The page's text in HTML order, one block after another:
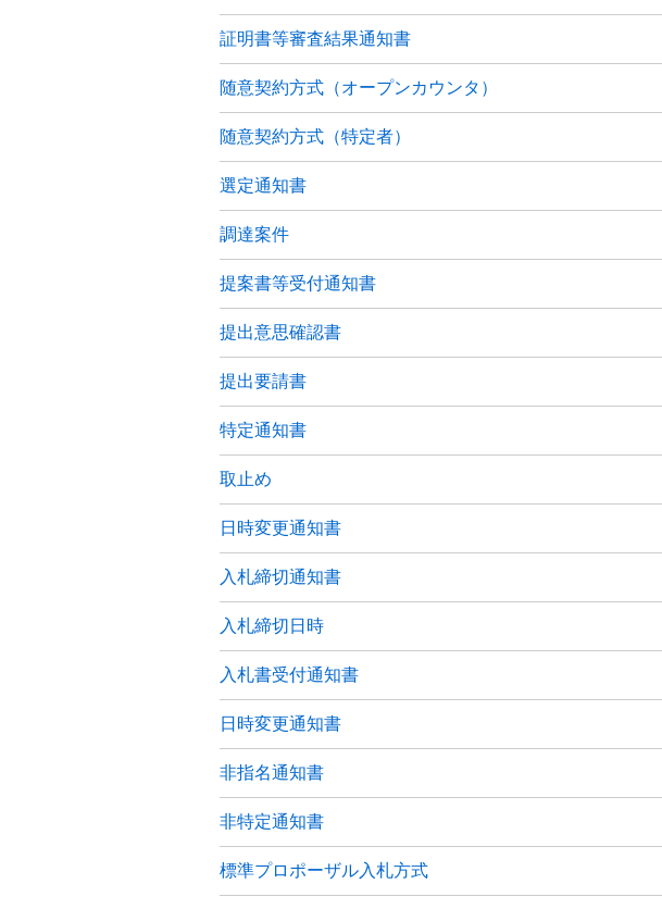
証明書等審査結果通知書
随意契約方式（オープンカウンタ）
随意契約方式（特定者）
選定通知書
調達案件
提案書等受付通知書
提出意思確認書
提出要請書
特定通知書
取止め
日時変更通知書
入札締切通知書
入札締切日時
入札書受付通知書
日時変更通知書
非指名通知書
非特定通知書
標準プロポーザル入札方式